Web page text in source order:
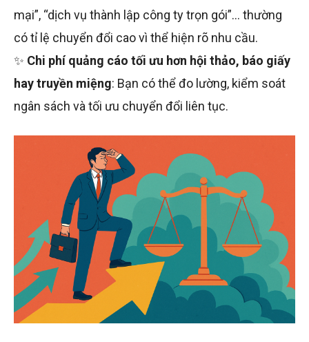
mại”, “dịch vụ thành lập công ty trọn gói”… thường
có tỉ lệ chuyển đổi cao vì thể hiện rõ nhu cầu.
✨ Chi phí quảng cáo tối ưu hơn hội thảo, báo giấy
hay truyền miệng: Bạn có thể đo lường, kiểm soát
ngân sách và tối ưu chuyển đổi liên tục.